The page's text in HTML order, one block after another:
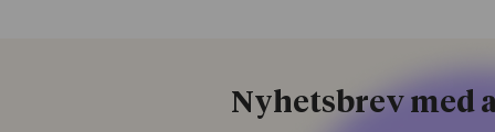
Nyhetsbrev med